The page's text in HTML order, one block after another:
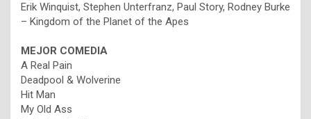
Erik Winquist, Stephen Unterfranz, Paul Story, Rodney Burke
– Kingdom of the Planet of the Apes
MEJOR COMEDIA
A Real Pain
Deadpool & Wolverine
Hit Man
My Old Ass